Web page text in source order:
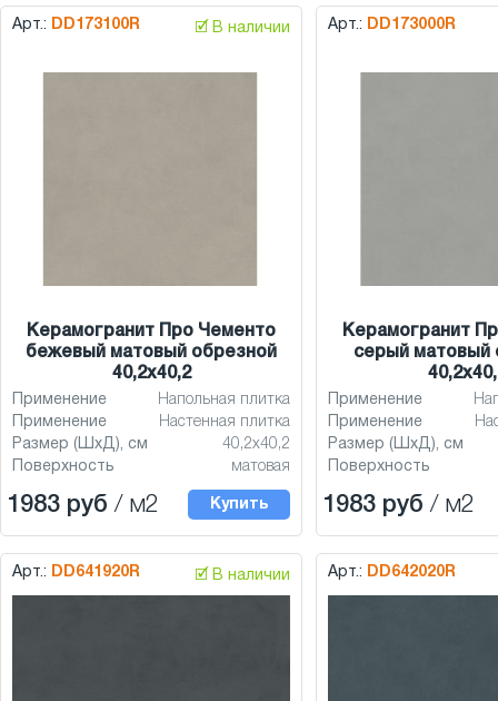
Арт.: DD173100R 🗹 В наличии
Керамогранит Про Чементо
бежевый матовый обрезной
40,2x40,2
Применение
Напольная плитка
Применение
Настенная плитка
Размер (ШхД), см
40,2x40,2
Поверхность
матовая
1983 руб / м2 Купить
Арт.: DD173000R
Керамогранит
серый матовый
Применение
Применение
Размер (ШхД), см
Поверхность
1983 руб / м2
Арт.: DD641920R 🗹 В наличии Арт.: DD642020R